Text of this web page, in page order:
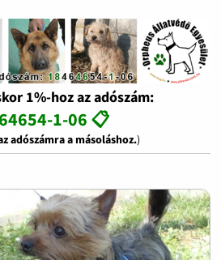
1%-hoz az adószám:
1-06 📋
adószámra a másoláshoz.)